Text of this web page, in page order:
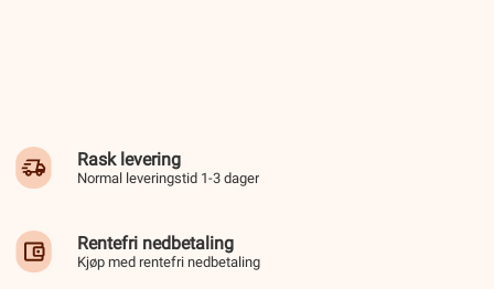
Rask levering
Normal leveringstid 1-3 dager
Rentefri nedbetaling
Kjøp med rentefri nedbetaling